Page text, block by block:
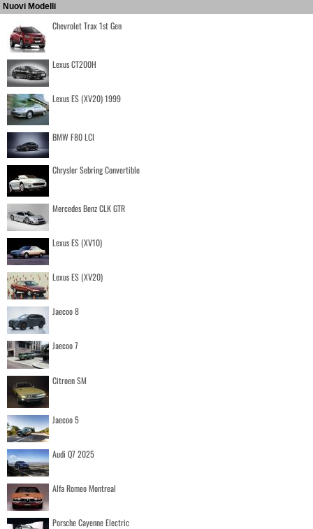
Nuovi Modelli
Chevrolet Trax 1st Gen
Lexus CT200H
Lexus ES (XV20) 1999
BMW F80 LCI
Chrysler Sebring Convertible
Mercedes Benz CLK GTR
Lexus ES (XV10)
Lexus ES (XV20)
Jaecoo 8
Jaecoo 7
Citroen SM
Jaecoo 5
Audi Q7 2025
Alfa Romeo Montreal
Porsche Cayenne Electric